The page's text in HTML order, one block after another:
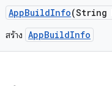
AppBuildInfo(String
สร้าง AppBuildInfo